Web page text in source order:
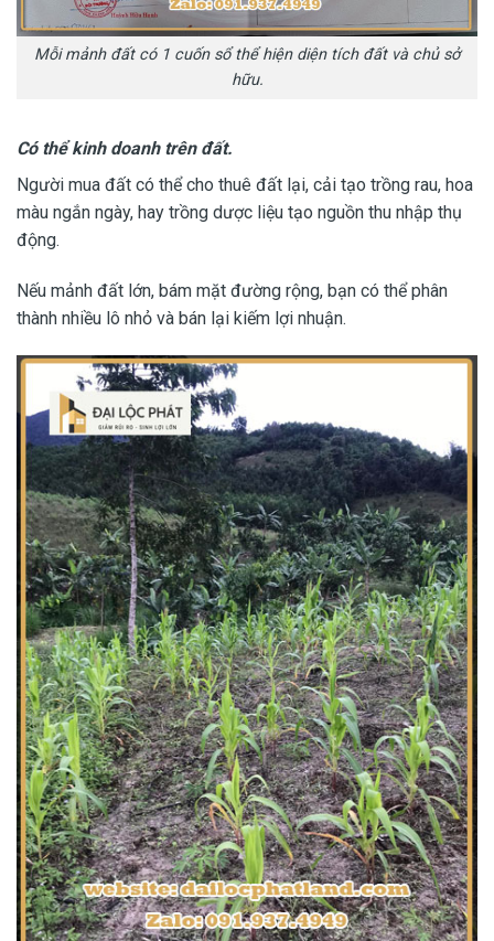
Mỗi mảnh đất có 1 cuốn sổ thể hiện diện tích đất và chủ sở
hữu.
Có thể kinh doanh trên đất.
Người mua đất có thể cho thuê đất lại, cải tạo trồng rau, hoa
màu ngắn ngày, hay trồng dược liệu tạo nguồn thu nhập thụ
động.
Nếu mảnh đất lớn, bám mặt đường rộng, bạn có thể phân
thành nhiều lô nhỏ và bán lại kiếm lợi nhuận.